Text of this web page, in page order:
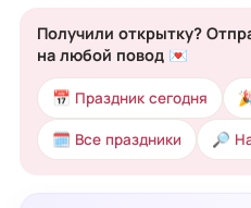
Получили открытку?
на любой повод 💌
📅 Праздник сегодня
🗓 Все праздники 🔎